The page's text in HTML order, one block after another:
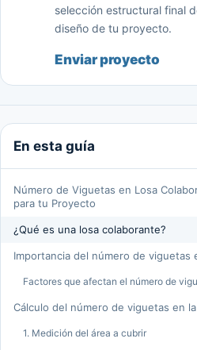
selección estructural final
diseño de tu proyecto.
Enviar proyecto
En esta guía
Número de Viguetas en Losa
para tu Proyecto
¿Qué es una losa colaborante?
Importancia del número de viguetas
Factores que afectan el número de
Cálculo del número de viguetas en
1. Medición del área a cubrir